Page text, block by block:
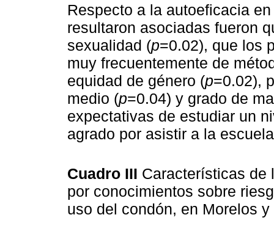
Respecto a la autoeficacia
resultaron asociadas fueron
sexualidad (p=0.02), que los
muy frecuentemente de
equidad de género (p=0.02),
medio (p=0.04) y grado de
expectativas de estudiar un
agrado por asistir a la
Cuadro III Características de
por conocimientos sobre
uso del condón, en Morelos